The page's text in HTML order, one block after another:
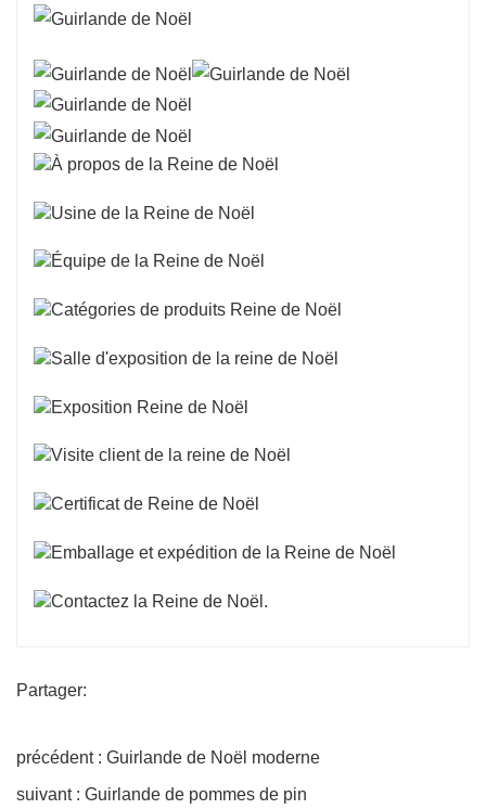
Partager:
précédent : Guirlande de Noël moderne
suivant : Guirlande de pommes de pin